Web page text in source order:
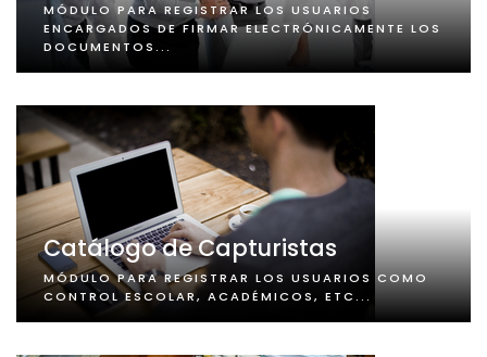
MÓDULO PARA REGISTRAR LOS USUARIOS
ENCARGADOS DE FIRMAR ELECTRÓNICAMENTE LOS
DOCUMENTOS...
Catálogo de Capturistas
MÓDULO PARA REGISTRAR LOS USUARIOS COMO
CONTROL ESCOLAR, ACADÉMICOS, ETC...